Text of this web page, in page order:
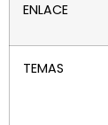
ENLACE
TEMAS